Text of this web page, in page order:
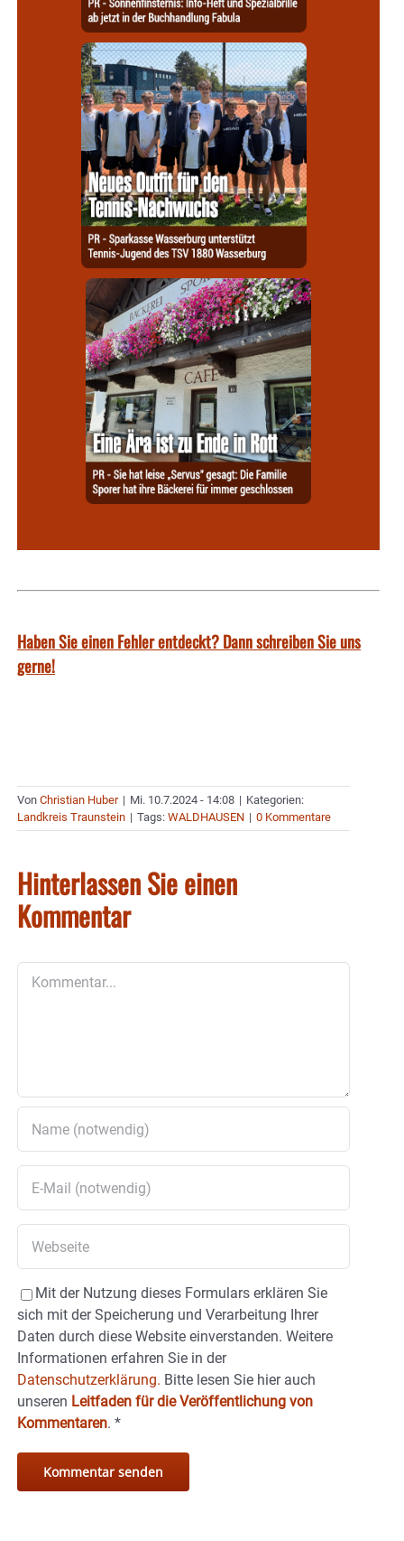
Haben Sie einen Fehler entdeckt? Dann schreiben Sie uns
gerne!
Von Christian Huber | Mi. 10.7.2024 - 14:08 | Kategorien:
Landkreis Traunstein | Tags: WALDHAUSEN | 0 Kommentare
Hinterlassen Sie einen
Kommentar
Mit der Nutzung dieses Formulars erklären Sie
sich mit der Speicherung und Verarbeitung Ihrer
Daten durch diese Website einverstanden. Weitere
Informationen erfahren Sie in der
Datenschutzerklärung. Bitte lesen Sie hier auch
unseren Leitfaden für die Veröffentlichung von
Kommentaren. *